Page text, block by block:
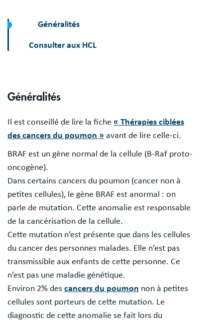
Généralités
Consulter aux HCL
Généralités
Il est conseillé de lire la fiche « Thérapies ciblées
des cancers du poumon » avant de lire celle-ci.
BRAF est un gène normal de la cellule (B-Raf proto-
oncogène).
Dans certains cancers du poumon (cancer non à
petites cellules), le gène BRAF est anormal : on
parle de mutation. Cette anomalie est responsable
de la cancérisation de la cellule.
Cette mutation n’est présente que dans les cellules
du cancer des personnes malades. Elle n’est pas
transmissible aux enfants de cette personne. Ce
n’est pas une maladie génétique.
Environ 2% des cancers du poumon non à petites
cellules sont porteurs de cette mutation. Le
diagnostic de cette anomalie se fait lors du